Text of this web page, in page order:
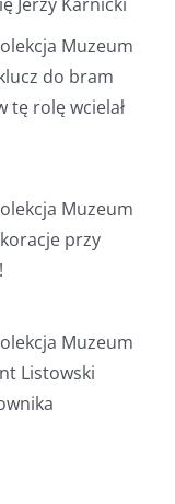
Muzeum
do bram
tę rolę wcielał
Muzeum
przy
Muzeum
Listowski